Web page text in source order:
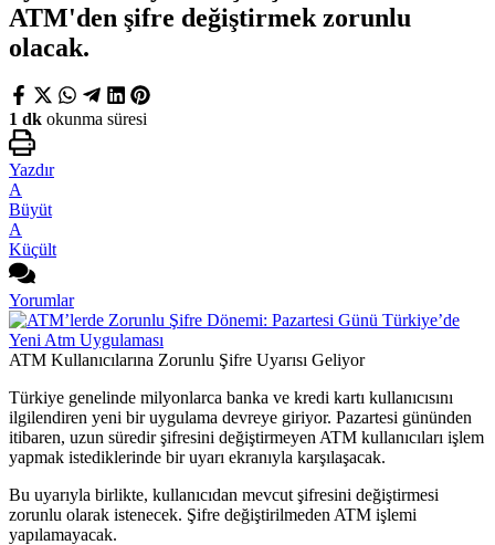
ATM'den şifre değiştirmek zorunlu
olacak.
1 dk okunma süresi
Yazdır
A
Büyüt
A
Küçült
Yorumlar
ATM Kullanıcılarına Zorunlu Şifre Uyarısı Geliyor
Türkiye genelinde milyonlarca banka ve kredi kartı kullanıcısını
ilgilendiren yeni bir uygulama devreye giriyor. Pazartesi gününden
itibaren, uzun süredir şifresini değiştirmeyen ATM kullanıcıları işlem
yapmak istediklerinde bir uyarı ekranıyla karşılaşacak.
Bu uyarıyla birlikte, kullanıcıdan mevcut şifresini değiştirmesi
zorunlu olarak istenecek. Şifre değiştirilmeden ATM işlemi
yapılamayacak.